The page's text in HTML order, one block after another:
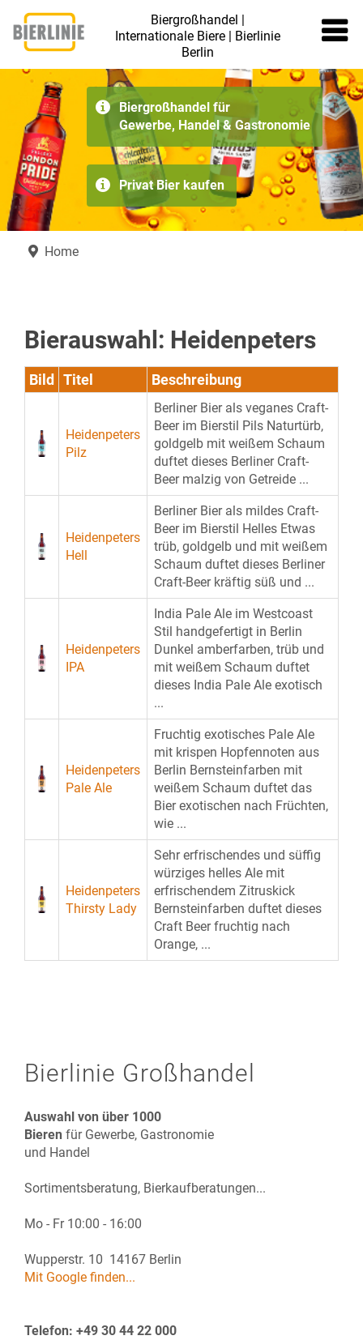
Biergroßhandel für
Gewerbe, Handel & Gastronomie
Privat Bier kaufen
Home
Bierlinie Großhandel
Auswahl von über 1000
Bieren für Gewerbe, Gastronomie
und Handel
Sortimentsberatung, Bierkaufberatungen...
Mo - Fr 10:00 - 16:00
Wupperstr. 10 14167 Berlin
Mit Google finden...
Telefon: +49 30 44 22 000
Bierauswahl: Heidenpeters
Bild Titel Beschreibung
Heidenpeters
Pilz
Berliner Bier als veganes Craft-
Beer im Bierstil Pils Naturtürb,
goldgelb mit weißem Schaum
duftet dieses Berliner Craft-
Beer malzig von Getreide ...
Heidenpeters
Hell
Berliner Bier als mildes Craft-
Beer im Bierstil Helles Etwas
trüb, goldgelb und mit weißem
Schaum duftet dieses Berliner
Craft-Beer kräftig süß und ...
Heidenpeters
IPA
India Pale Ale im Westcoast
Stil handgefertigt in Berlin
Dunkel amberfarben, trüb und
mit weißem Schaum duftet
dieses India Pale Ale exotisch
...
Heidenpeters
Pale Ale
Fruchtig exotisches Pale Ale
mit krispen Hopfennoten aus
Berlin Bernsteinfarben mit
weißem Schaum duftet das
Bier exotischen nach Früchten,
wie ...
Heidenpeters
Thirsty Lady
Sehr erfrischendes und süffig
würziges helles Ale mit
erfrischendem Zitruskick
Bernsteinfarben duftet dieses
Craft Beer fruchtig nach
Orange, ...
Biergroßhandel |
Internationale Biere | Bierlinie
Berlin